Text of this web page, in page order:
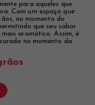
para aqueles que
Com um espaço que
no momento do
que seu sabor
aromático. Assim, é
no momento da